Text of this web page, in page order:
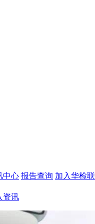
中心 报告查询 加入华检
资讯